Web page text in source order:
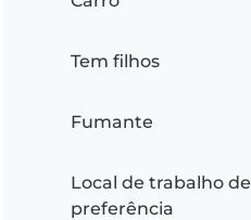
Tem filhos
Fumante
Local de trabalho de
preferência